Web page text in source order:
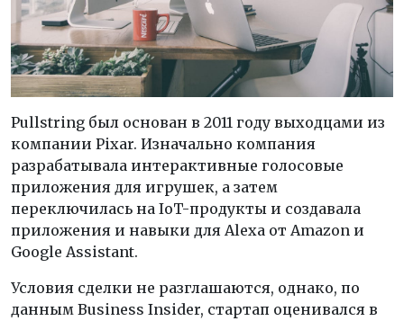
Pullstring был основан в 2011 году выходцами из
компании Pixar. Изначально компания
разрабатывала интерактивные голосовые
приложения для игрушек, а затем
переключилась на IoT-продукты и создавала
приложения и навыки для Alexa от Amazon и
Google Assistant.
Условия сделки не разглашаются, однако, по
данным Business Insider, стартап оценивался в